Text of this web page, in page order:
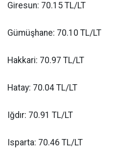
Giresun: 70.15 TL/LT
Gümüşhane: 70.10 TL/LT
Hakkari: 70.97 TL/LT
Hatay: 70.04 TL/LT
Iğdır: 70.91 TL/LT
Isparta: 70.46 TL/LT